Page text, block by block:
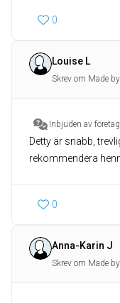
0
Louise L
Skrev om Made
Inbjuden av
Detty är snabb,
rekommendera
0
Anna-Karin J
Skrev om Made